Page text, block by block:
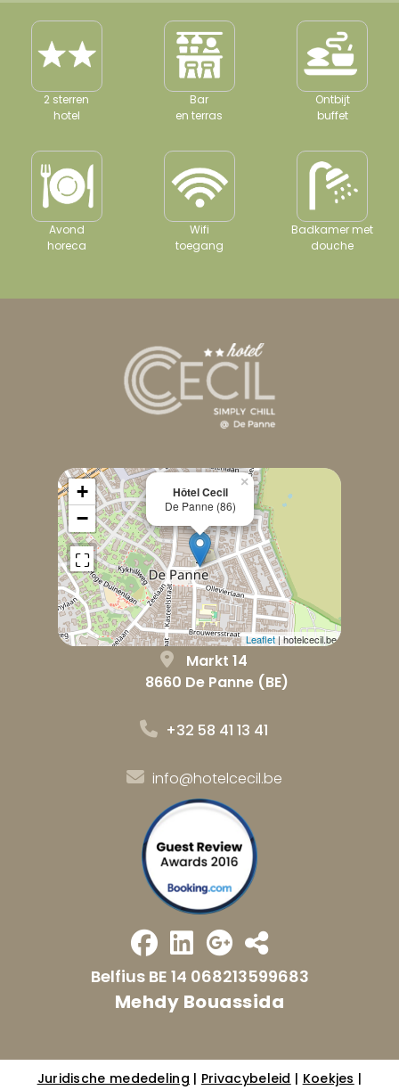
2 sterren
hotel
Bar
en terras
Ontbijt
buffet
Avond
horeca
Wifi
toegang
Badkamer met
douche
Hôtel Cecil
De Panne (86)
×
+
−
Leaflet| hotelcecil.be
Markt 14
8660 De Panne (BE)
+32 58 41 13 41
info@hotelcecil.be
Belfius BE 14 068213599683
Mehdy Bouassida
Juridische mededeling | Privacybeleid | Koekjes |